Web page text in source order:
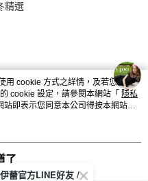
精選
用 cookie 方式之詳情，及若您不希
cookie 設定，請參閱本網站「 隱私
站即表示您同意本公司得按本網站使
了
蕾官方LINE好友 /